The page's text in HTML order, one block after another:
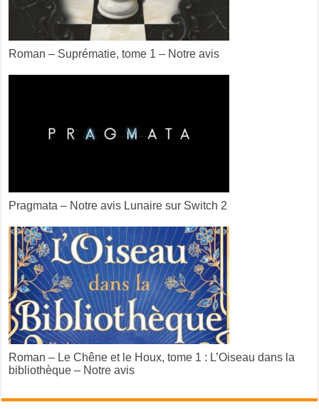
Roman – Suprématie, tome 1 – Notre avis
Pragmata – Notre avis Lunaire sur Switch 2
Roman – Le Chêne et le Houx, tome 1 : L’Oiseau dans la
bibliothèque – Notre avis